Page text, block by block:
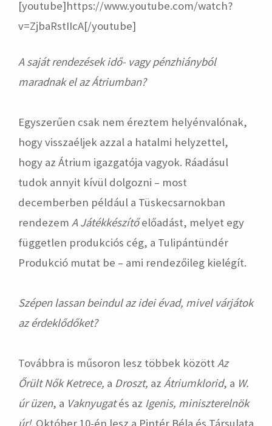
[youtube]https://www.youtube.com/watch?
v=ZjbaRstIIcA[/youtube]
A saját rendezések idő- vagy pénzhiányból
maradnak el az Átriumban?
Egyszerűen csak nem éreztem helyénvalónak,
hogy visszaéljek azzal a hatalmi helyzettel,
hogy az Átrium igazgatója vagyok. Ráadásul
tudok annyit kívül dolgozni – most
decemberben például a Tüskecsarnokban
rendezem A Játékkészítőelőadást, melyet egy
független produkciós cég, a Tulipántündér
Produkció mutat be – ami rendezőileg kielégít.
Szépen lassan beindul az idei évad, mivel várjátok
az érdeklődőket?
Továbbra is műsoron lesz többek között Az
Őrült Nők Ketrece, a Droszt, az Átriumklorid, a W.
úr üzen, a Vaknyugatés az Igenis, miniszterelnök